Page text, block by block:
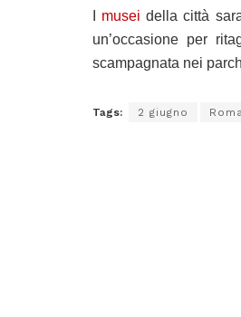
musei della città
un’occasione per
scampagnata nei
Tags: 2 giugno